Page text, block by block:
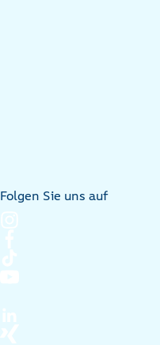
Folgen Sie uns auf